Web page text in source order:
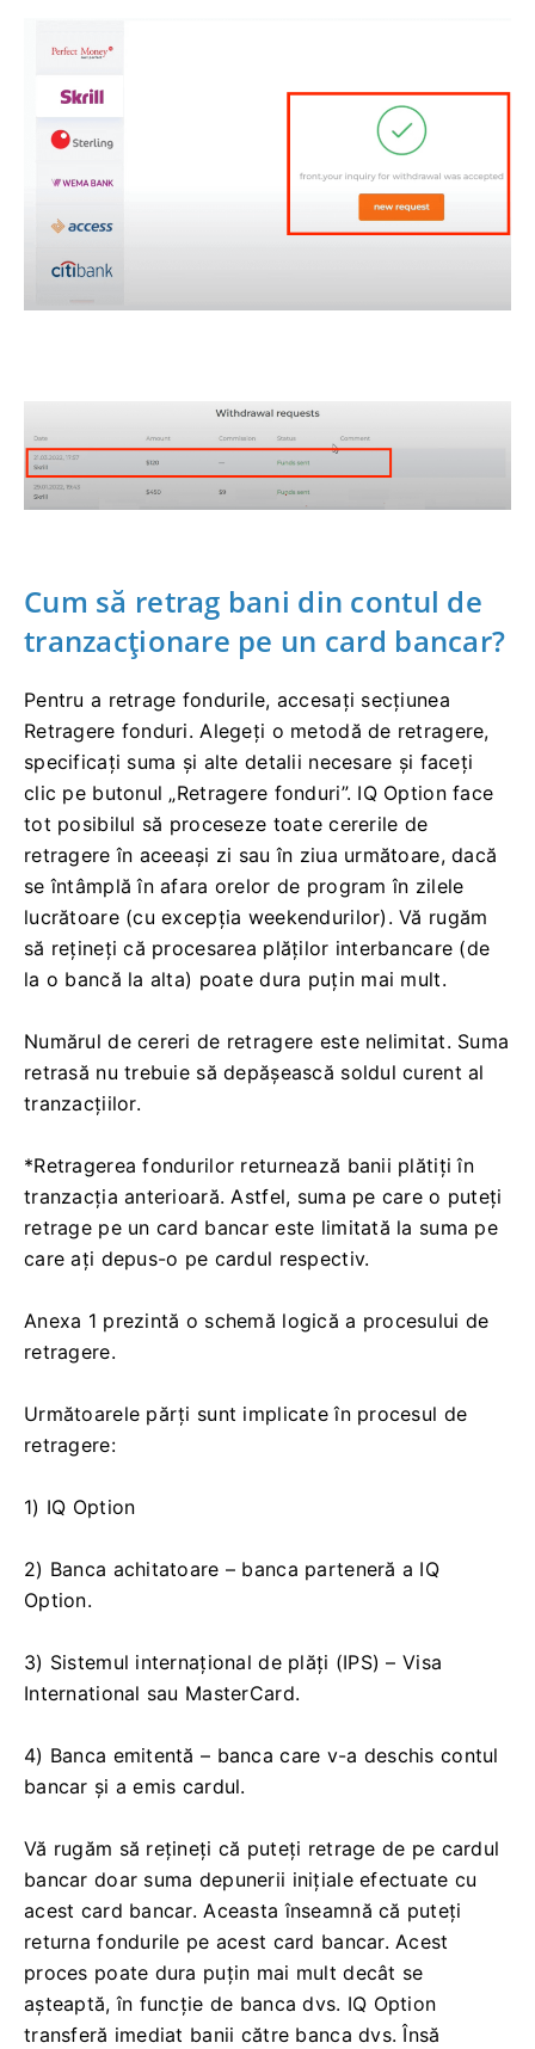
Cum să retrag bani din contul de
tranzacționare pe un card bancar?
Pentru a retrage fondurile, accesați secțiunea
Retragere fonduri. Alegeți o metodă de retragere,
specificați suma și alte detalii necesare și faceți
clic pe butonul „Retragere fonduri”. IQ Option face
tot posibilul să proceseze toate cererile de
retragere în aceeași zi sau în ziua următoare, dacă
se întâmplă în afara orelor de program în zilele
lucrătoare (cu excepția weekendurilor). Vă rugăm
să rețineți că procesarea plăților interbancare (de
la o bancă la alta) poate dura puțin mai mult.
Numărul de cereri de retragere este nelimitat. Suma
retrasă nu trebuie să depășească soldul curent al
tranzacțiilor.
*Retragerea fondurilor returnează banii plătiți în
tranzacția anterioară. Astfel, suma pe care o puteți
retrage pe un card bancar este limitată la suma pe
care ați depus-o pe cardul respectiv.
Anexa 1 prezintă o schemă logică a procesului de
retragere.
Următoarele părți sunt implicate în procesul de
retragere:
1) IQ Option
2) Banca achitatoare – banca parteneră a IQ
Option.
3) Sistemul internațional de plăți (IPS) – Visa
International sau MasterCard.
4) Banca emitentă – banca care v-a deschis contul
bancar și a emis cardul.
Vă rugăm să rețineți că puteți retrage de pe cardul
bancar doar suma depunerii inițiale efectuate cu
acest card bancar. Aceasta înseamnă că puteți
returna fondurile pe acest card bancar. Acest
proces poate dura puțin mai mult decât se
așteaptă, în funcție de banca dvs. IQ Option
transferă imediat banii către banca dvs. Însă